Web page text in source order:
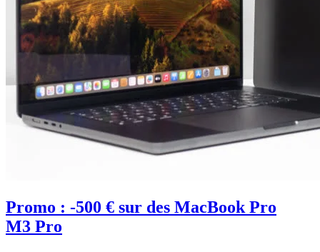
Promo : -500 € sur des MacBook Pro
M3 Pro